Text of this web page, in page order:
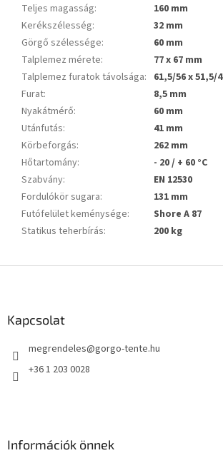
Teljes magasság:
160 mm
Kerékszélesség:
32 mm
Görgő szélessége:
60 mm
Talplemez mérete:
77 x 67 mm
Talplemez furatok távolsága: 61,5/56 x 51,5/
Furat:
8,5 mm
Nyakátmérő:
60 mm
Utánfutás:
41 mm
Körbeforgás:
262 mm
Hőtartomány:
- 20 / + 60 °C
Szabvány:
EN 12530
Fordulókör sugara:
131 mm
Futófelület keménysége:
Shore A 87
Statikus teherbírás: 200 kg
Kapcsolat
megrendeles@gorgo-tente.hu
+36 1 203 0028
Információk önnek